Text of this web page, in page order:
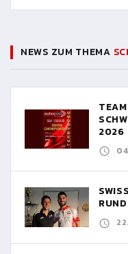
NEWS ZUM THEMA
TEAM
2026